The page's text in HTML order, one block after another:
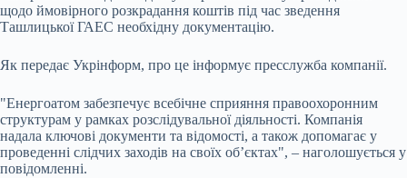
щодо ймовірного розкрадання коштів під час зведення
Ташлицької ГАЕС необхідну документацію.
Як передає Укрінформ, про це інформує пресслужба компанії.
"Енергоатом забезпечує всебічне сприяння правоохоронним
структурам у рамках розслідувальної діяльності. Компанія
надала ключові документи та відомості, а також допомагає у
проведенні слідчих заходів на своїх об’єктах", – наголошується у
повідомленні.